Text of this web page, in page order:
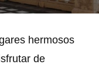
hermosos
de